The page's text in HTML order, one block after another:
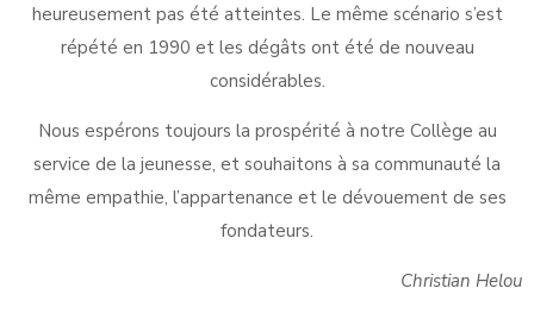
heureusement pas été atteintes. Le même scénario s’est
répété en 1990 et les dégâts ont été de nouveau
considérables.
Nous espérons toujours la prospérité à notre Collège au
service de la jeunesse, et souhaitons à sa communauté la
même empathie, l’appartenance et le dévouement de ses
fondateurs.
Christian Helou